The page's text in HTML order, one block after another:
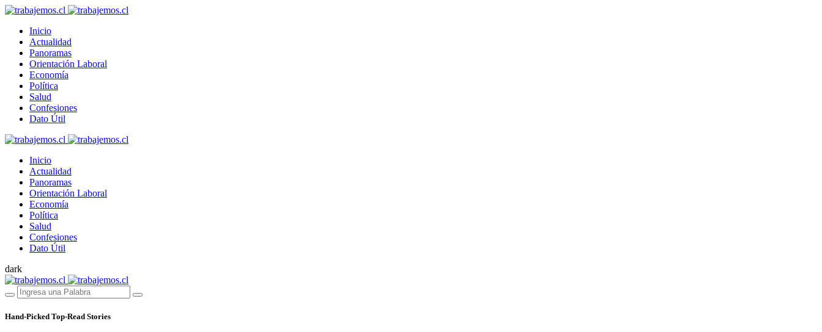
Inicio
Actualidad
Panoramas
Orientación Laboral
Economía
Política
Salud
Confesiones
Dato Útil
Inicio
Actualidad
Panoramas
Orientación Laboral
Economía
Política
Salud
Confesiones
Dato Útil
dark
Hand-Picked Top-Read Stories